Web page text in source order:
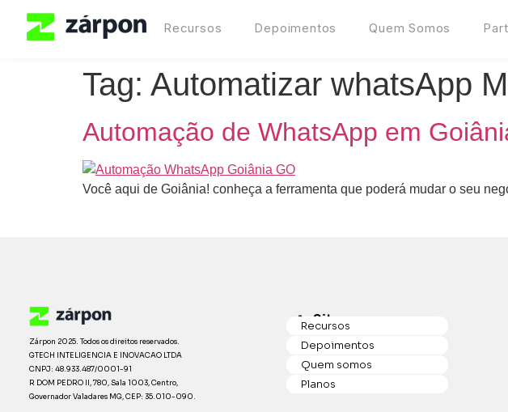
Recursos Depoimentos Quem Somos
Tag: Automatizar whatsApp
Automação de WhatsApp em
Você aqui de Goiânia! conheça a ferramenta que poderá mudar o seu
Zárpon 2025. Todos os direitos reservados.
GTECH INTELIGENCIA E INOVACAO LTDA
CNPJ: 48.933.487/0001-91
R DOM PEDRO II, 780, Sala 1003, Centro,
Governador Valadares MG, CEP: 35.010-090.
Sitemap
Recursos
Depoimentos
Quem somos
Planos